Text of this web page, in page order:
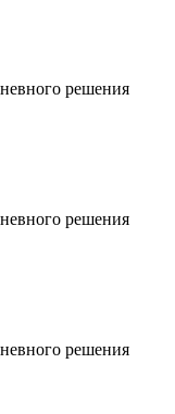
решения
решения
решения